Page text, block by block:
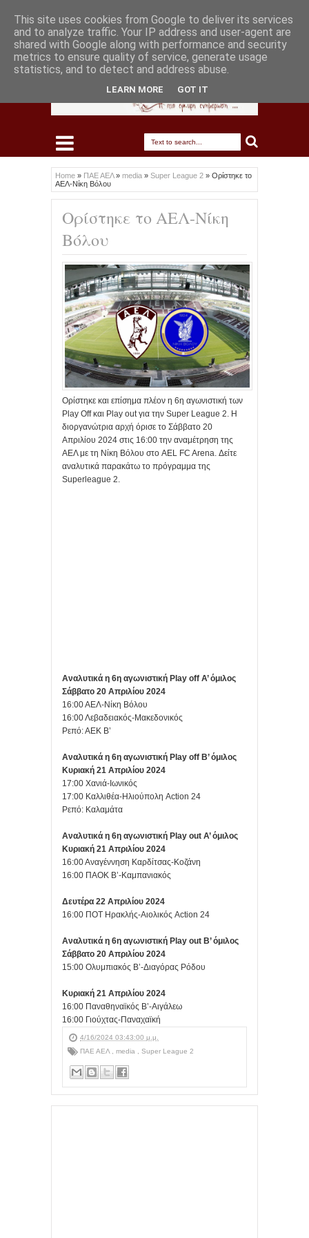
Home » ΠΑΕ ΑΕΛ» media » Super League 2 » Ορίστηκε το
ΑΕΛ-Νίκη Βόλου
Ορίστηκε το ΑΕΛ-Νίκη
Βόλου
Ορίστηκε και επίσημα πλέον η 6η αγωνιστική των
Play Off και Play out για την Super League 2. Η
διοργανώτρια αρχή όρισε το Σάββατο 20
Απριλίου 2024 στις 16:00 την αναμέτρηση της
ΑΕΛ με τη Νίκη Βόλου στο AEL FC Arena. Δείτε
αναλυτικά παρακάτω το πρόγραμμα της
Superleague 2.
Αναλυτικά η 6η αγωνιστική Play off Α’ όμιλος
Σάββατο 20 Απριλίου 2024
16:00 ΑΕΛ-Νίκη Βόλου
16:00 Λεβαδειακός-Μακεδονικός
Ρεπό: ΑΕΚ Β’
Αναλυτικά η 6η αγωνιστική Play off Β’ όμιλος
Κυριακή 21 Απριλίου 2024
17:00 Χανιά-Ιωνικός
17:00 Καλλιθέα-Ηλιούπολη Action 24
Ρεπό: Καλαμάτα
Αναλυτικά η 6η αγωνιστική Play out Α’ όμιλος
Κυριακή 21 Απριλίου 2024
16:00 Αναγέννηση Καρδίτσας-Κοζάνη
16:00 ΠΑΟΚ Β’-Καμπανιακός
Δευτέρα 22 Απριλίου 2024
16:00 ΠΟΤ Ηρακλής-Αιολικός Action 24
Αναλυτικά η 6η αγωνιστική Play out Β’ όμιλος
Σάββατο 20 Απριλίου 2024
15:00 Ολυμπιακός Β’-Διαγόρας Ρόδου
Κυριακή 21 Απριλίου 2024
16:00 Παναθηναϊκός Β’-Αιγάλεω
16:00 Γιούχτας-Παναχαϊκή
4/16/2024 03:43:00 μ.μ.
ΠΑΕ ΑΕΛ , media , Super League 2
This site uses cookies from Google to deliver its services
and to analyze traffic. Your IP address and user-agent are
shared with Google along with performance and security
metrics to ensure quality of service, generate usage
statistics, and to detect and address abuse.
LEARN MORE GOT IT